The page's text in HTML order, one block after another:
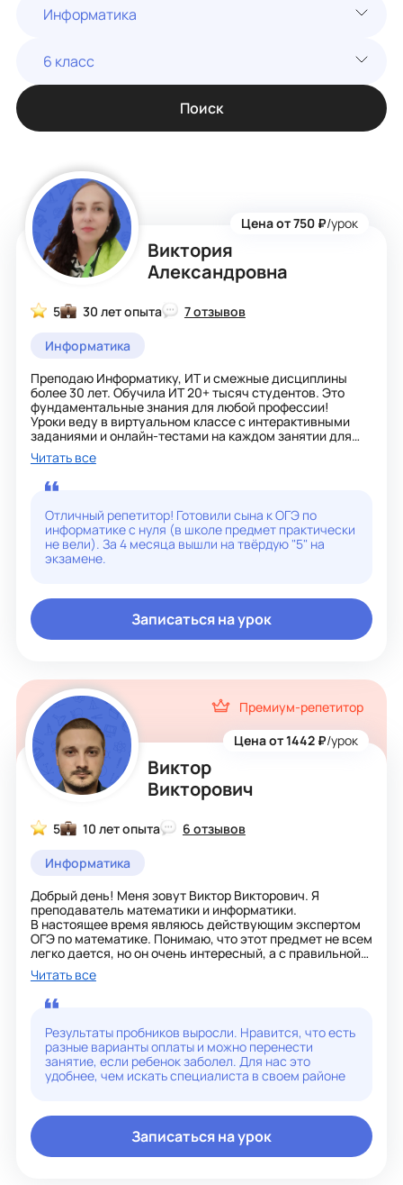
Информатика
6 класс
Поиск
Виктория
Александровна
Цена от 750 ₽/урок
5 30 лет опыта
7 отзывов
Информатика
Преподаю Информатику, ИТ и смежные дисциплины
более 30 лет. Обучила ИТ 20+ тысяч студентов. Это
фундаментальные знания для любой профессии!
Уроки веду в виртуальном классе с интерактивными
заданиями и онлайн-тестами на каждом занятии для
наблюдения динамики успеха.
Люблю ИТ за возможность облегчать жизнь человеку в
быту и на работе. Информатика, алгоритмизация и
программирование, базы данных, компьютерные сети,
защита данных - основа всех коммуникаций между
людьми и эффективности всех процессов в мире, они
добавляют в обучение и управление интерактивные
игровые механики – тесты, квесты, квизы.
Свои знания интегрирую в любые сферы деятельности
создавала ЛВС (локальную вычислительную сеть) в
университете, организовывала и 10 лет вела ДО
(дистанционное обучение), внедряю технологии
виртуального класса и компьютерного тестирования
Помогаю создавать и запускать в жизнь проекты с
Имею свой YouTube-канал.
С удовольствием объясню любому ученику, как
информатика связана с искусственным интеллектом,
криптовалютами и безопасностью личной жизни и
финансов.
Читать все
Отличный репетитор! Готовили сына к ОГЭ по
информатике с нуля (в школе предмет практически
не вели). За 4 месяца вышли на твёрдую "5" на
экзамене.
Записаться на урок
Виктор
Викторович
Цена от 1442 ₽/урок
Премиум-репетитор
5 10 лет опыта
6 отзывов
Информатика
Добрый день! Меня зовут Виктор Викторович. Я
преподаватель математики и информатики.
В настоящее время являюсь действующим экспертом
ОГЭ по математике. Понимаю, что этот предмет не всем
легко дается, но он очень интересный, а с правильной
структурой подготовки, которую составлю вам я, более
чем прозрачный. Вы сами не заметите того как вам
станет интересно постигать дальнейшие глубины этой
науки. Я объясняю ребёнку на его же языке все
сложности школьной программы. Вместе будем
готовиться к контрольным работам, ОГЭ, ЕГЭ, ВПР. На
уроках применяю разнообразные формы и методы
работы. Владею современными образовательными
технологиями и внедряю их на уроках математики:
обучению, информационно-коммуникационные
технологии, проблемное обучение, модульное
обучение.
Мой опыт работы по профилю преподаваемого
Читать все
Результаты пробников выросли. Нравится, что есть
разные варианты оплаты и можно перенести
занятие, если ребенок заболел. Для нас это
удобнее, чем искать специалиста в своем районе
Записаться на урок